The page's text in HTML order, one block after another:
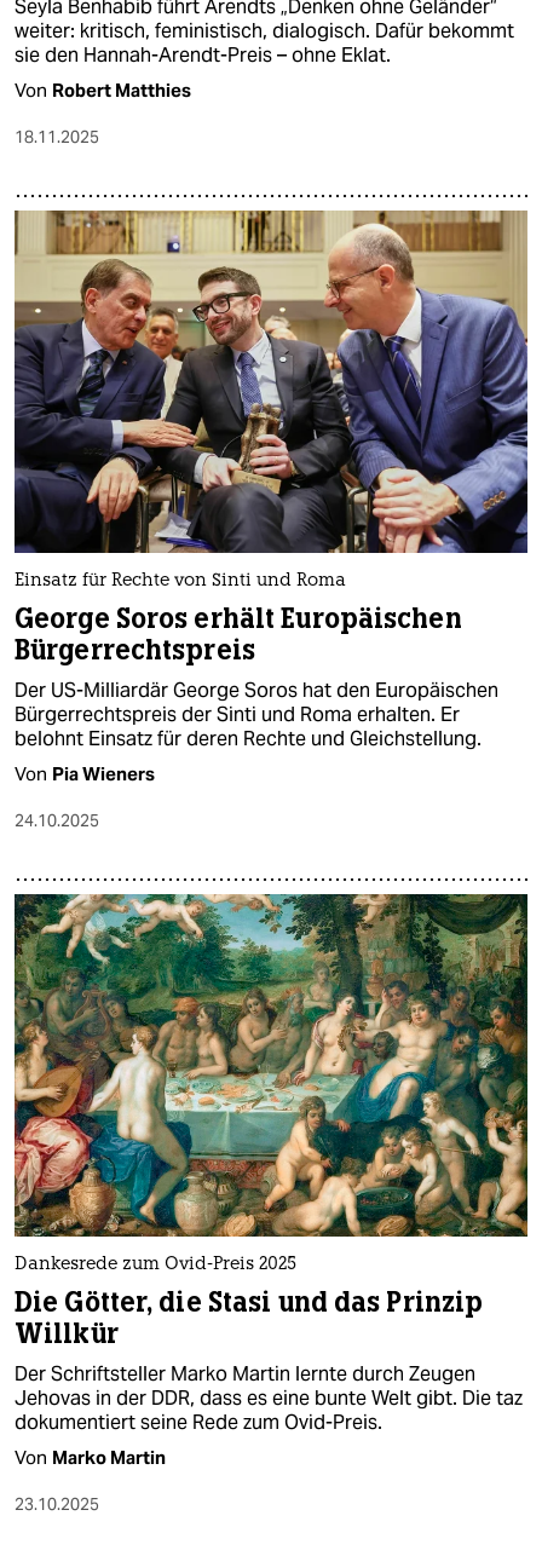
Seyla Benhabib führt Arendts „Denken ohne Geländer“
weiter: kritisch, feministisch, dialogisch. Dafür bekommt
sie den Hannah-Arendt-Preis – ohne Eklat.
Von Robert Matthies
18.11.2025
Einsatz für Rechte von Sinti und Roma
George Soros erhält Europäischen
Bürgerrechtspreis
Der US-Milliardär George Soros hat den Europäischen
Bürgerrechtspreis der Sinti und Roma erhalten. Er
belohnt Einsatz für deren Rechte und Gleichstellung.
Von Pia Wieners
24.10.2025
Dankesrede zum Ovid-Preis 2025
Die Götter, die Stasi und das Prinzip
Willkür
Der Schriftsteller Marko Martin lernte durch Zeugen
Jehovas in der DDR, dass es eine bunte Welt gibt. Die taz
dokumentiert seine Rede zum Ovid-Preis.
Von Marko Martin
23.10.2025